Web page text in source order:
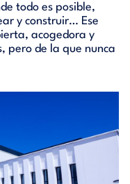
todo es posible,
y construir… Ese
acogedora y
pero de la que nunca